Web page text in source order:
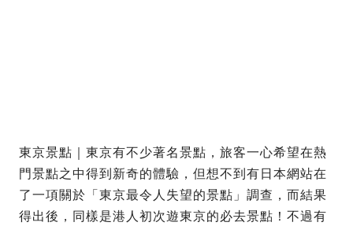
東京景點｜東京有不少著名景點，旅客一心希望在熱
門景點之中得到新奇的體驗，但想不到有日本網站在
了一項關於「東京最令人失望的景點」調查，而結果
得出後，同樣是港人初次遊東京的必去景點！不過有